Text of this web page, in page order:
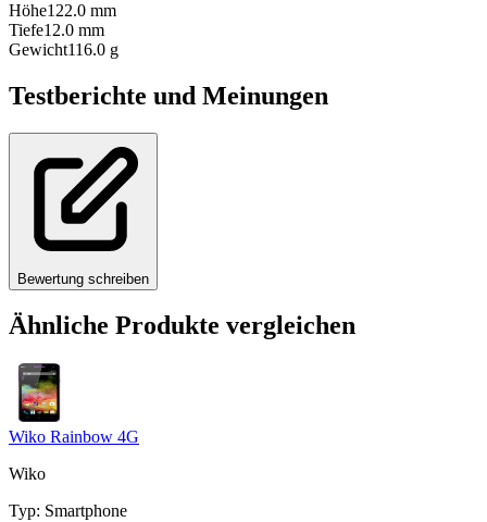
Höhe122.0 mm
Tiefe12.0 mm
Gewicht116.0 g
Testberichte und Meinungen
Bewertung schreiben
Ähnliche Produkte vergleichen
Wiko Rainbow 4G
Wiko
Typ: Smartphone